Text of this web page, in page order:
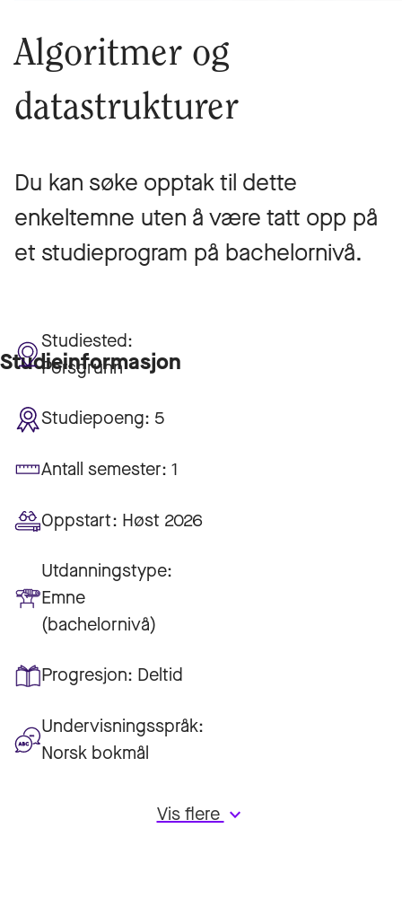
Algoritmer og
datastrukturer
Du kan søke opptak til dette
enkeltemne uten å være tatt opp på
et studieprogram på bachelornivå.
Studieinformasjon
Studiested:
Porsgrunn
Studiepoeng: 5
Antall semester: 1
Oppstart: Høst 2026
Utdanningstype:
Emne
(bachelornivå)
Progresjon: Deltid
Undervisningsspråk:
Norsk bokmål
Vis flerekeyboard_arrow_down